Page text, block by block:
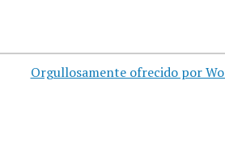
Orgullosamente ofrecido por